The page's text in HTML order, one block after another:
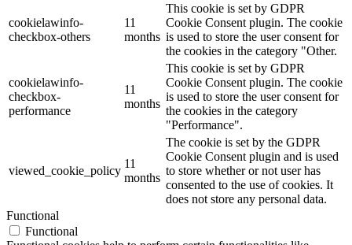
cookielawinfo-
checkbox-others
11
months
This cookie is set by GDPR
Cookie Consent plugin. The cookie
is used to store the user consent for
the cookies in the category "Other.
cookielawinfo-
checkbox-
performance
11
months
This cookie is set by GDPR
Cookie Consent plugin. The cookie
is used to store the user consent for
the cookies in the category
"Performance".
viewed_cookie_policy
11
months
The cookie is set by the GDPR
Cookie Consent plugin and is used
to store whether or not user has
consented to the use of cookies. It
does not store any personal data.
Functional
Functional